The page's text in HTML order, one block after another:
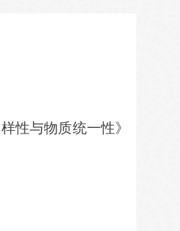
性与物质统一性》